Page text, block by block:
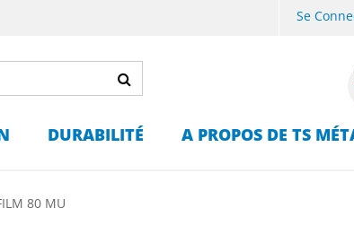
Se
DURABILITÉ A PROPOS DE TS
80 MU